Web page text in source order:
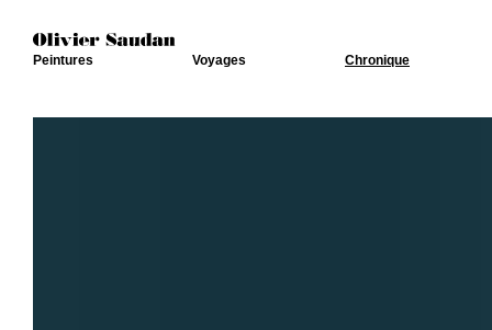
Peintures Voyages Chronique